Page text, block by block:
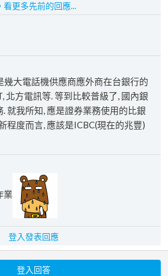
看更多先前的回應...
幾大電話機供應商應外商在台銀行的
北方電訊等. 等到比較普級了, 國內銀
就我所知, 應是證券業務使用的比銀
程度而言, 應該是ICBC(現在的兆豐)
業
登入發表回應
登入回答